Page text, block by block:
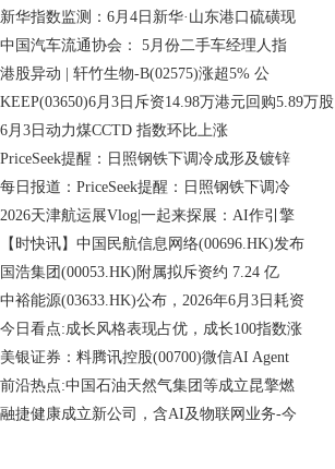
新华指数监测：6月4日新华·山东港口硫磺现
中国汽车流通协会： 5月份二手车经理人指
港股异动 | 轩竹生物-B(02575)涨超5% 公
KEEP(03650)6月3日斥资14.98万港元回购5.89万股
6月3日动力煤CCTD 指数环比上涨
PriceSeek提醒：日照钢铁下调冷成形及镀锌
每日报道：PriceSeek提醒：日照钢铁下调冷
2026天津航运展Vlog|一起来探展：AI作引擎
【时快讯】中国民航信息网络(00696.HK)发布
国浩集团(00053.HK)附属拟斥资约 7.24 亿
中裕能源(03633.HK)公布，2026年6月3日耗资
今日看点:成长风格表现占优，成长100指数涨
美银证券：料腾讯控股(00700)微信AI Agent
前沿热点:中国石油天然气集团等成立昆擎燃
融捷健康成立新公司，含AI及物联网业务-今